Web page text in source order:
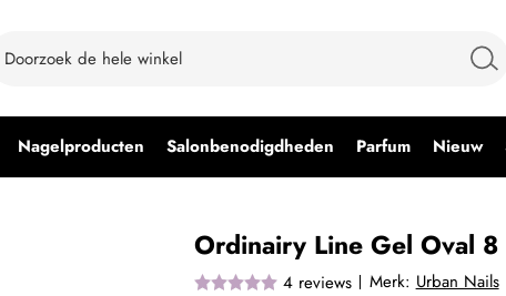
Nagelproducten Salonbenodigdheden Parfum Nieuw
Ordinairy Line Gel Oval 8
4 reviews Merk: Urban Nails